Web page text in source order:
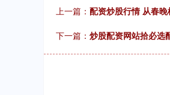
上一篇： 配资炒股行情 从春
下一篇： 炒股配资网站拾必选